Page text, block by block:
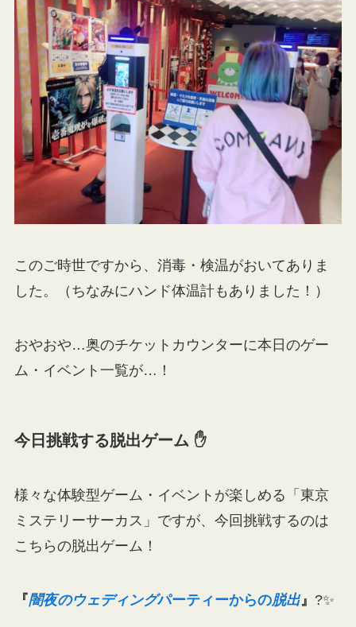
このご時世ですから、消毒・検温がおいてありま
した。（ちなみにハンド体温計もありました！）
おやおや…奥のチケットカウンターに本日のゲー
ム・イベント一覧が…！
今日挑戦する脱出ゲーム ✋
様々な体験型ゲーム・イベントが楽しめる「東京
ミステリーサーカス」ですが、今回挑戦するのは
こちらの脱出ゲーム！
『闇夜のウェディングパーティーからの脱出』 ?✨